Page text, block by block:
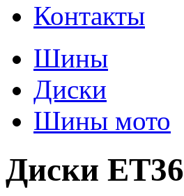
Контакты
Шины
Диски
Шины мото
Диски ET36